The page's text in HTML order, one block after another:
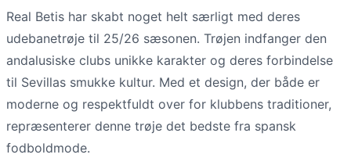
Real Betis har skabt noget helt særligt med deres
udebanetrøje til 25/26 sæsonen. Trøjen indfanger den
andalusiske clubs unikke karakter og deres forbindelse
til Sevillas smukke kultur. Med et design, der både er
moderne og respektfuldt over for klubbens traditioner,
repræsenterer denne trøje det bedste fra spansk
fodboldmode.